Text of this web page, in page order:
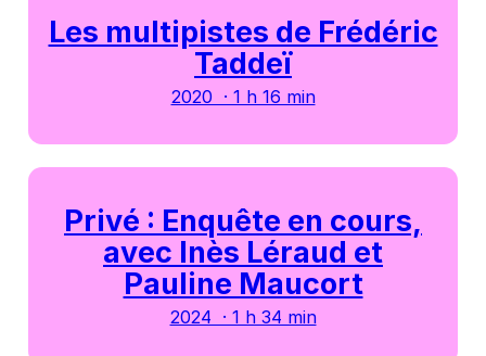
Les multipistes de Frédéric
Taddeï
2020 · 1 h 16 min
Privé : Enquête en cours,
avec Inès Léraud et
Pauline Maucort
2024 · 1 h 34 min